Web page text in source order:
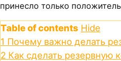
принесло только
Table of contents Hide
1 Почему важно делать
2 Как сделать резервную